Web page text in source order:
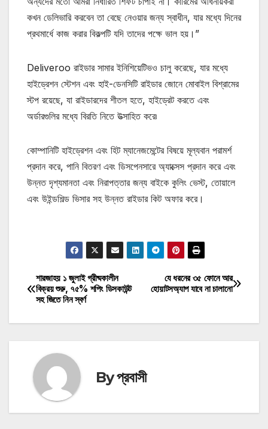
কখন ডেলিভারি করবেন তা বেছে নেওয়ার জন্য স্বাধীন, যার মধ্যে দিনের
প্রথমার্ধে কাজ করার বিকল্পটি যদি তাদের পক্ষে ভাল হয়।”
Deliveroo রাইডার সামার ইনিশিয়েটিভও চালু করেছে, যার মধ্যে
হাইড্রেশন স্টেশন এবং হাই-ডেনসিটি রাইডার জোনে মোবাইল বিশ্রামের
স্টপ রয়েছে, যা রাইডারদের শীতল হতে, হাইড্রেট করতে এবং
অর্ডারগুলির মধ্যে বিরতি নিতে উত্সাহিত করে৷
কোম্পানিটি হাইড্রেশন এবং হিট ম্যানেজমেন্টের বিষয়ে মূল্যবান পরামর্শ
প্রদান করে, পানি বিতরণ এবং ডিসপেনসারে অ্যাক্সেস প্রদান করে এবং
উন্নত দৃশ্যমানতা এবং নিরাপত্তার জন্য বাইকে কুলিং ভেস্ট, তোয়ালে
এবং উইন্ডশিল্ড ভিসার সহ উন্নত রাইডার কিট অফার করে।
Post
navigation
যে ধরনের ৩৫ ফোনে আর
হোয়াটসঅ্যাপ যাবে না চালানো
শারজাহয় ১ জুলাই গ্রীষ্মকালীন
বিক্রয় শুরু, ৭৫% শপিং ডিসকাউন্ট
সহ জিতে নিন স্বর্ণ
Byপ্রবাসী